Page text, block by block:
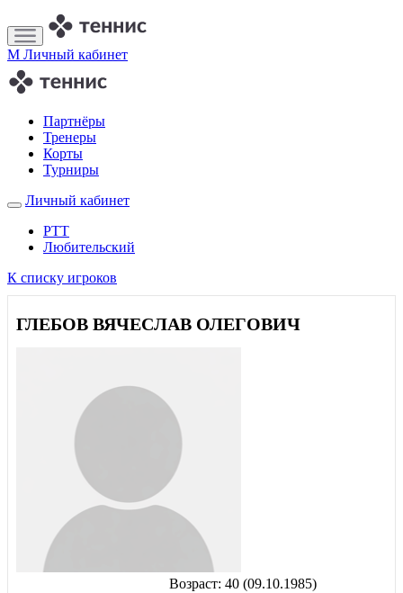
M Личный кабинет
Партнёры
Тренеры
Корты
Турниры
Личный кабинет
РТТ
Любительский
К списку игроков
ГЛЕБОВ ВЯЧЕСЛАВ ОЛЕГОВИЧ
Возраст: 40 (09.10.1985)